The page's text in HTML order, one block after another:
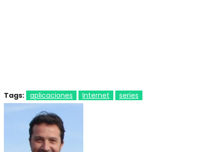
Tags: aplicaciones Internet series